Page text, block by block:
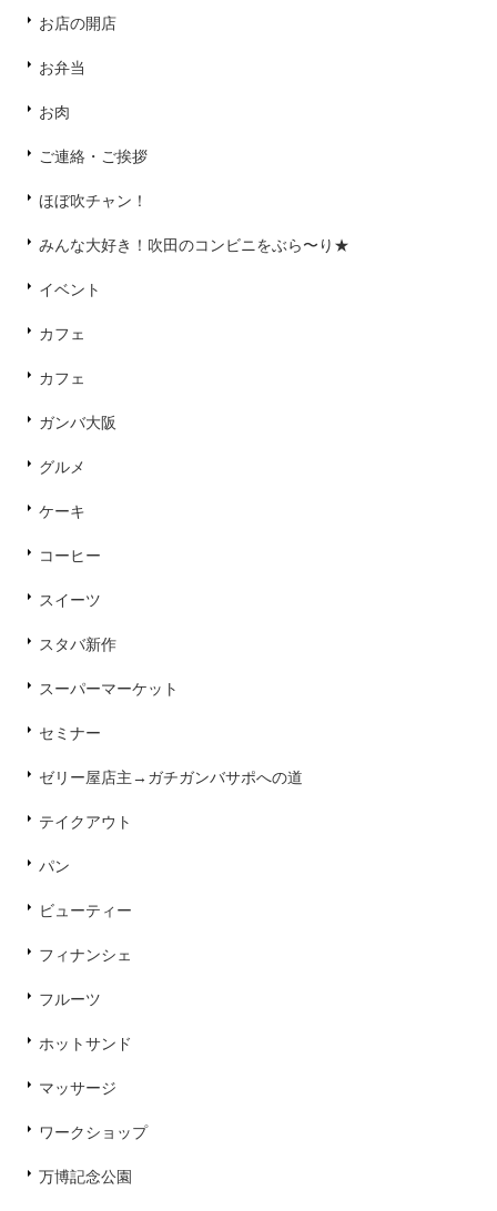
お店の開店
お弁当
お肉
ご連絡・ご挨拶
ほぼ吹チャン！
みんな大好き！吹田のコンビニをぶら〜り★
イベント
カフェ
カフェ
ガンバ大阪
グルメ
ケーキ
コーヒー
スイーツ
スタバ新作
スーパーマーケット
セミナー
ゼリー屋店主→ガチガンバサポへの道
テイクアウト
パン
ビューティー
フィナンシェ
フルーツ
ホットサンド
マッサージ
ワークショップ
万博記念公園